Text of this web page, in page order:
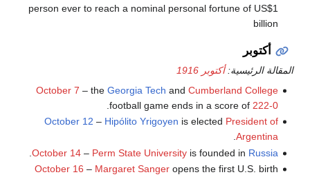
person ever to reach a nominal personal fortune of US$1
billion
أكتوبر
المقالة الرئيسية:أكتوبر 1916
October 7 – the Georgia Tech and Cumberland College
football game ends in a score of 222-0
October 12 – Hipólito Yrigoyen is elected President of
Argentina
October 14– Perm State Universityis founded in Russia
October 16 – Margaret Sangeropens the first U.S. birth